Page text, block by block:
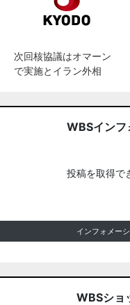
次回核協議はオマーン
で実施とイラン外相
WBSインフ
投稿を取得で
インフォメー
WBSショ